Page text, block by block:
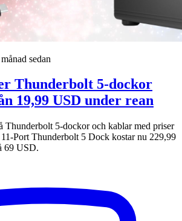
sedan
Thunderbolt 5-dockor
19,99 USD under rean
Thunderbolt 5-dockor och kablar med priser
Port Thunderbolt 5 Dock kostar nu 229,99
69 USD.